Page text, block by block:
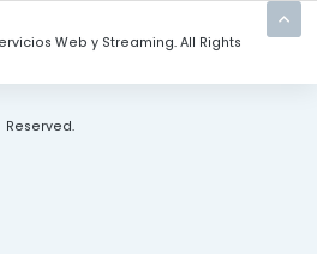
Web y Streaming. All Rights
Reserved.